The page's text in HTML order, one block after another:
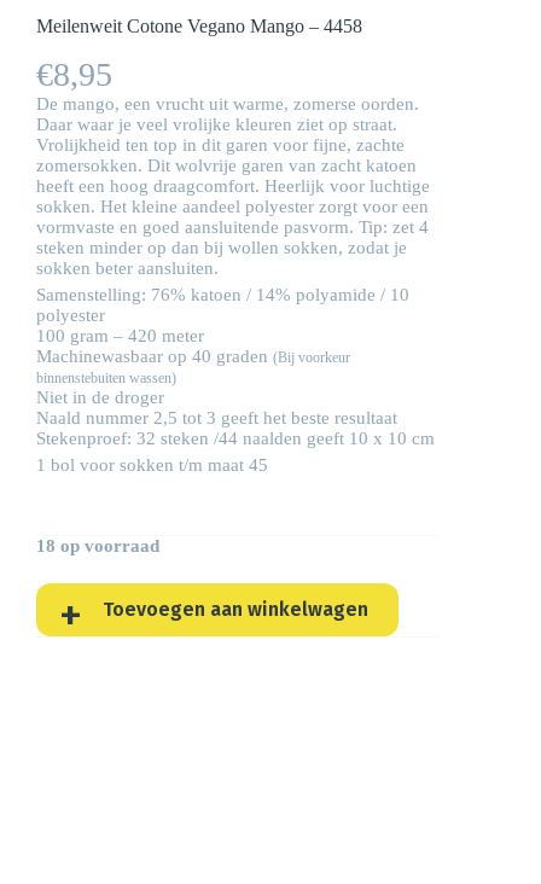
Meilenweit Cotone Vegano Mango – 4458
€8,95
De mango, een vrucht uit warme, zomerse oorden.
Daar waar je veel vrolijke kleuren ziet op straat.
Vrolijkheid ten top in dit garen voor fijne, zachte
zomersokken. Dit wolvrije garen van zacht katoen
heeft een hoog draagcomfort. Heerlijk voor luchtige
sokken. Het kleine aandeel polyester zorgt voor een
vormvaste en goed aansluitende pasvorm. Tip: zet 4
steken minder op dan bij wollen sokken, zodat je
sokken beter aansluiten.
Samenstelling: 76% katoen / 14% polyamide / 10
polyester
100 gram – 420 meter
Machinewasbaar op 40 graden (Bij voorkeur
binnenstebuiten wassen)
Niet in de droger
Naald nummer 2,5 tot 3 geeft het beste resultaat
Stekenproef: 32 steken /44 naalden geeft 10 x 10 cm
1 bol voor sokken t/m maat 45
18 op voorraad
Toevoegen aan winkelwagen